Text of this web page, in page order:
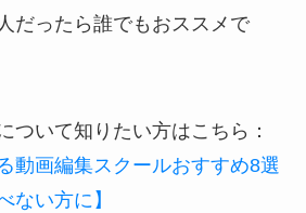
だったら誰でもおススメで
ついて知りたい方はこちら：
動画編集スクールおすすめ8選
ない方に】